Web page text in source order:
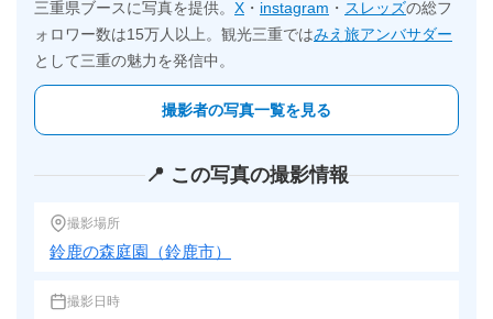
三重県ブースに写真を提供。 X ・ instagram ・ スレッズの総フ
ォロワー数は15万人以上。観光三重ではみえ旅アンバサダー
として三重の魅力を発信中。
撮影者の写真一覧を見る
📍 この写真の撮影情報
撮影場所
鈴鹿の森庭園（鈴鹿市）
撮影日時